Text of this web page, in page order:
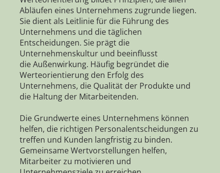
Abläufen eines Unternehmens zugrunde liegen.
Sie dient als Leitlinie für die Führung des
Unternehmens und die täglichen
Entscheidungen. Sie prägt die
Unternehmenskultur und beeinflusst
die Außenwirkung. Häufig begründet die
Werteorientierung den Erfolg des
Unternehmens, die Qualität der Produkte und
die Haltung der Mitarbeitenden.
Die Grundwerte eines Unternehmens können
helfen, die richtigen Personalentscheidungen zu
treffen und Kunden langfristig zu binden.
Gemeinsame Wertvorstellungen helfen,
Mitarbeiter zu motivieren und